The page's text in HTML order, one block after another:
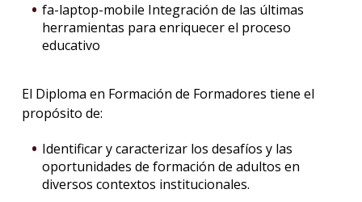
fa-laptop-mobile Integración de las últimas
herramientas para enriquecer el proceso
educativo
El Diploma en Formación de Formadores tiene el
propósito de:
Identificar y caracterizar los desafíos y las
oportunidades de formación de adultos en
diversos contextos institucionales.